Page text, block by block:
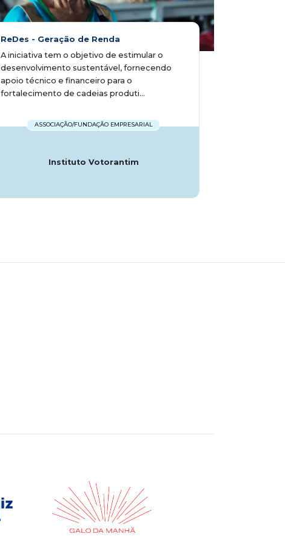
ReDes - Geração de Renda
A iniciativa tem o objetivo de estimular o
desenvolvimento sustentável, fornecendo
apoio técnico e financeiro para o
fortalecimento de cadeias produti...
ASSOCIAÇÃO/FUNDAÇÃO EMPRESARIAL
Instituto Votorantim